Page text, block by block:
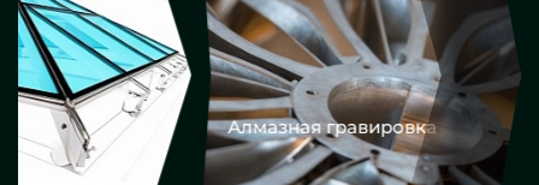
Алмазная гравировка